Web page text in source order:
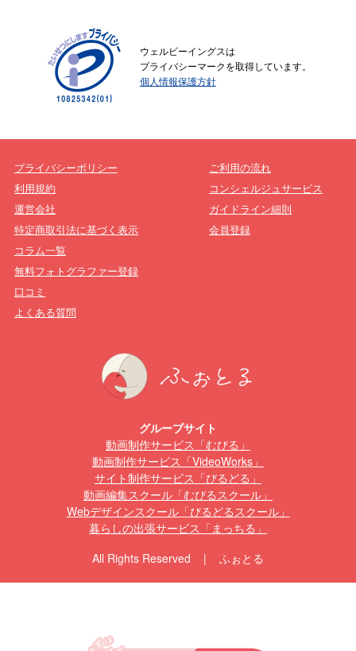
ウェルビーイングスは
プライバシーマークを取得しています。
個人情報保護方針
プライバシーポリシー
利用規約
運営会社
特定商取引法に基づく表示
ご利用の流れ
コンシェルジュサービス
ガイドライン細則
会員登録
コラム一覧
無料フォトグラファー登録
口コミ
よくある質問
グループサイト
動画制作サービス「むびる」
動画制作サービス「VideoWorks」
サイト制作サービス「びるどる」
動画編集スクール「むびるスクール」
Webデザインスクール「びるどるスクール」
暮らしの出張サービス「まっちる」
All Rights Reserved | ふぉとる